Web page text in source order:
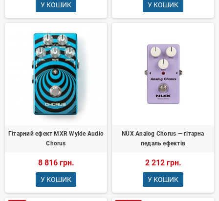
У КОШИК У КОШИК
Гітарний ефект MXR Wylde Audio
Chorus
8 816 грн.
У КОШИК
NUX Analog Chorus — гітарна
педаль ефектів
2 212 грн.
У КОШИК